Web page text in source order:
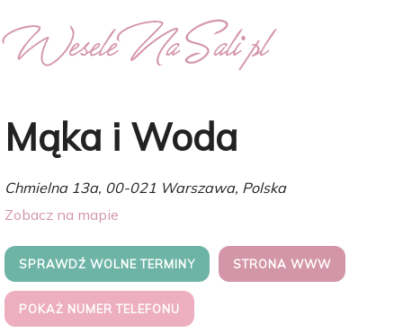
Mąka i Woda
Chmielna 13a, 00-021 Warszawa, Polska
Zobacz na mapie
SPRAWDŹ WOLNE TERMINY STRONA WWW
POKAŻ NUMER TELEFONU